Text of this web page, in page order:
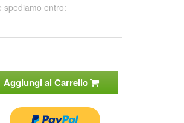
spediamo entro:
Aggiungi al Carrello